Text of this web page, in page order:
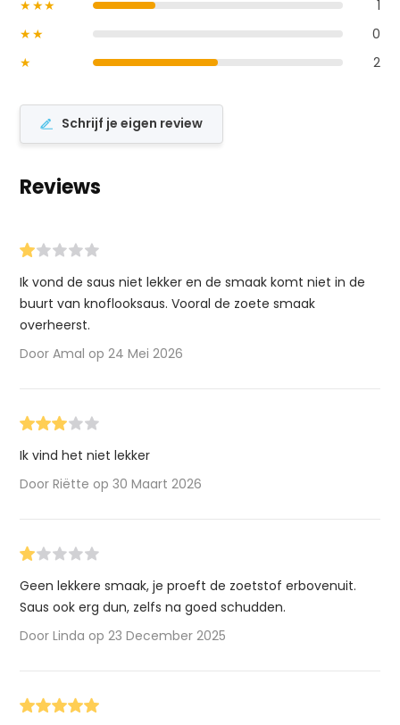
★★★
1
★★
0
★
2
Schrijf je eigen review
Reviews
Ik vond de saus niet lekker en de smaak komt niet in de
buurt van knoflooksaus. Vooral de zoete smaak
overheerst.
Door Amal op 24 Mei 2026
Ik vind het niet lekker
Door Riëtte op 30 Maart 2026
Geen lekkere smaak, je proeft de zoetstof erbovenuit.
Saus ook erg dun, zelfs na goed schudden.
Door Linda op 23 December 2025